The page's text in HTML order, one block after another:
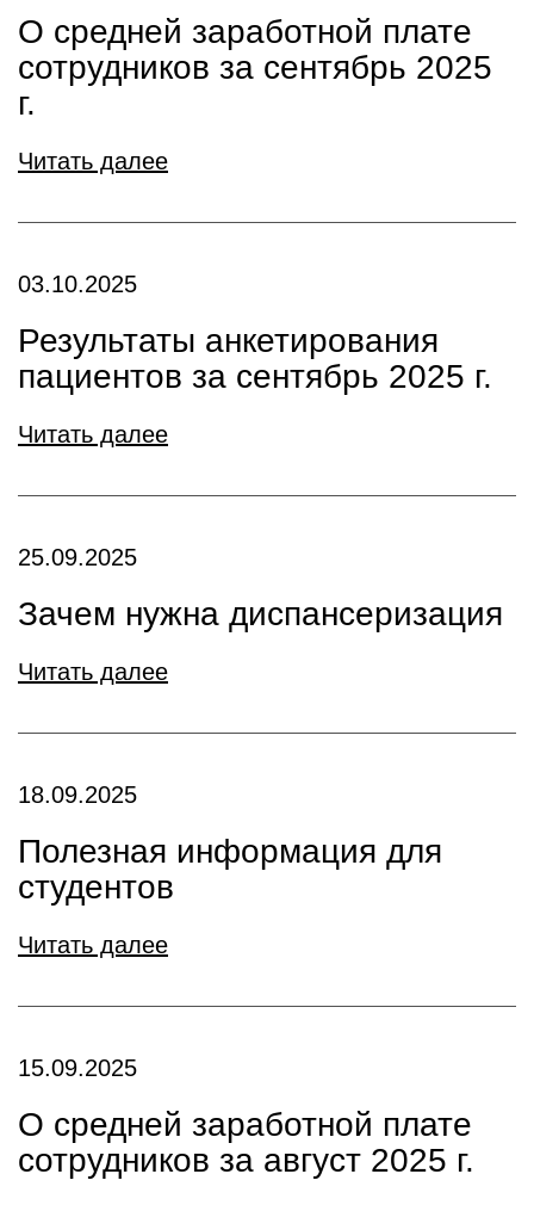
О средней заработной плате
сотрудников за сентябрь 2025
г.
Читать далее
03.10.2025
Результаты анкетирования
пациентов за сентябрь 2025 г.
Читать далее
25.09.2025
Зачем нужна диспансеризация
Читать далее
18.09.2025
Полезная информация для
студентов
Читать далее
15.09.2025
О средней заработной плате
сотрудников за август 2025 г.